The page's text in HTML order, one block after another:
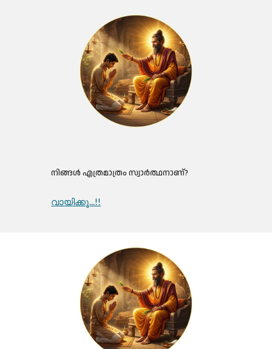
നിങ്ങൾ എത്രമാത്രം സ്വാർത്ഥനാണ്?
വായിക്കൂ...!!